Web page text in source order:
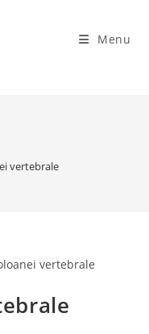
Menu
vertebrale